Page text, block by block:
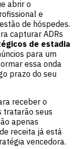
abrir o
e
de hóspedes.
capturar ADRs
de estadia
para um
essa onda
prazo do seu
receber o
tratarão seus
apenas
receita já está
vencedora.